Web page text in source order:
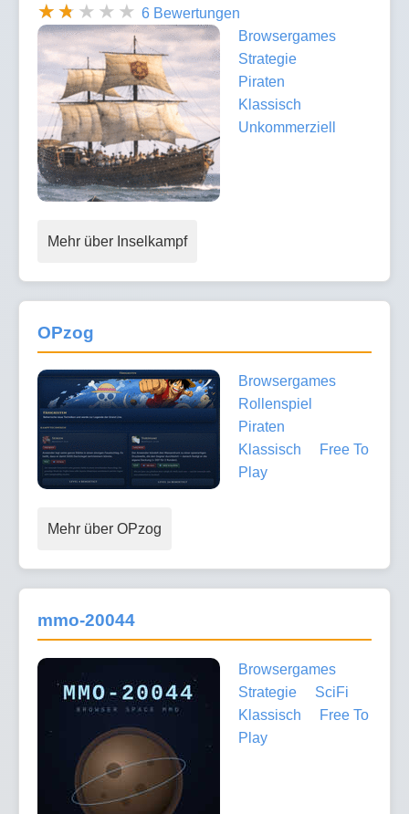
6 Bewertungen
Browsergames
Strategie
Piraten
Klassisch
Unkommerziell
Mehr über Inselkampf
OPzog
Browsergames
Rollenspiel
Piraten
Klassisch
Free To
Play
Mehr über OPzog
mmo-20044
Browsergames
Strategie
SciFi
Klassisch
Free To
Play